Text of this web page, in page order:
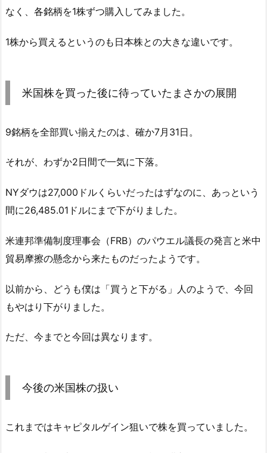
なく、各銘柄を1株ずつ購入してみました。
1株から買えるというのも日本株との大きな違いです。
米国株を買った後に待っていたまさかの展開
9銘柄を全部買い揃えたのは、確か7月31日。
それが、わずか2日間で一気に下落。
NYダウは27,000ドルくらいだったはずなのに、あっという
間に26,485.01ドルにまで下がりました。
米連邦準備制度理事会（FRB）のパウエル議長の発言と米中
貿易摩擦の懸念から来たものだったようです。
以前から、どうも僕は「買うと下がる」人のようで、今回
もやはり下がりました。
ただ、今までと今回は異なります。
今後の米国株の扱い
これまではキャピタルゲイン狙いで株を買っていました。